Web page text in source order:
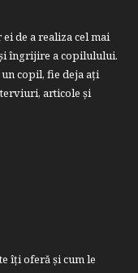
de a realiza cel mai
îngrijire a copilulului.
copil, fie deja aţi
articole şi
îți oferă și cum le